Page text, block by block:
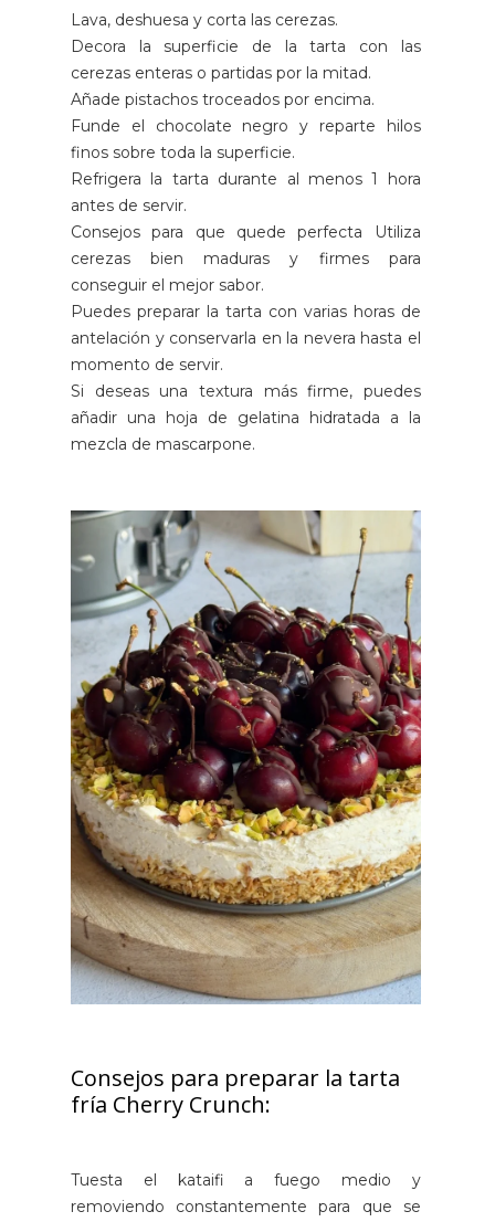
Lava, deshuesa y corta las cerezas.
Decora la superficie de la tarta con las
cerezas enteras o partidas por la mitad.
Añade pistachos troceados por encima.
Funde el chocolate negro y reparte hilos
finos sobre toda la superficie.
Refrigera la tarta durante al menos 1 hora
antes de servir.
Consejos para que quede perfecta Utiliza
cerezas bien maduras y firmes para
conseguir el mejor sabor.
Puedes preparar la tarta con varias horas de
antelación y conservarla en la nevera hasta el
momento de servir.
Si deseas una textura más firme, puedes
añadir una hoja de gelatina hidratada a la
mezcla de mascarpone.
Consejos para preparar la tarta
fría Cherry Crunch:
Tuesta el kataifi a fuego medio y
removiendo constantemente para que se